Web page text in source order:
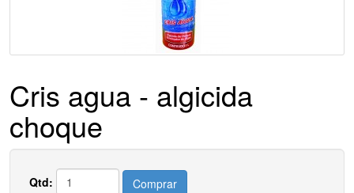
Cris agua - algicida
choque
Qtd: Comprar